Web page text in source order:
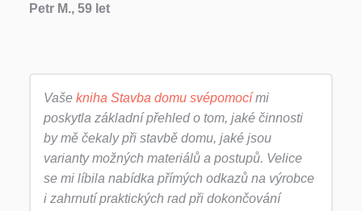
Petr M., 59 let
Vašekniha Stavba domu svépomocími
poskytla základní přehled o tom, jaké činnosti
by mě čekaly při stavbě domu, jaké jsou
varianty možných materiálů a postupů. Velice
se mi líbila nabídka přímých odkazů na výrobce
i zahrnutí praktických rad při dokončování